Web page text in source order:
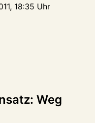
18:35 Uhr
Weg